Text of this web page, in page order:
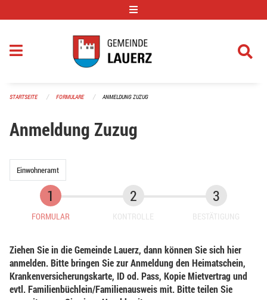
STARTSEITE FORMULARE ANMELDUNG ZUZUG
Anmeldung Zuzug
Einwohneramt
FORMULAR KONTROLLE BESTÄTIGUNG
Ziehen Sie in die Gemeinde Lauerz, dann können Sie sich hier
anmelden. Bitte bringen Sie zur Anmeldung den Heimatschein,
Krankenversicherungskarte, ID od. Pass, Kopie Mietvertrag und
evtl. Familienbüchlein/Familienausweis mit. Bitte teilen Sie